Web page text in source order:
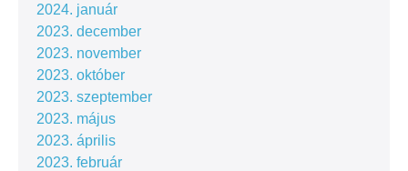
2024. január
2023. december
2023. november
2023. október
2023. szeptember
2023. május
2023. április
2023. február